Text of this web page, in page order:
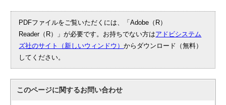
PDFファイルをご覧いただくには、「Adobe（R）
Reader（R）」が必要です。お持ちでない方はアドビシステム
ズ社のサイト（新しいウィンドウ）からダウンロード（無料）
してください。
このページに関するお問い合わせ